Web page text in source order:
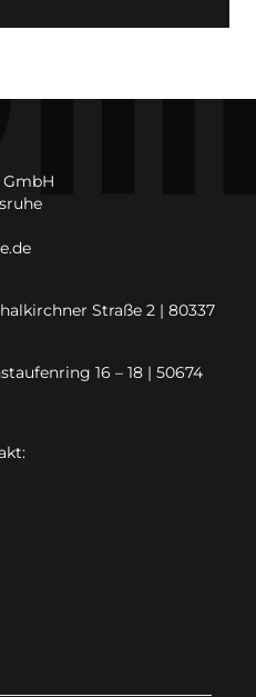
Straße 2 | 80337
16 – 18 | 50674